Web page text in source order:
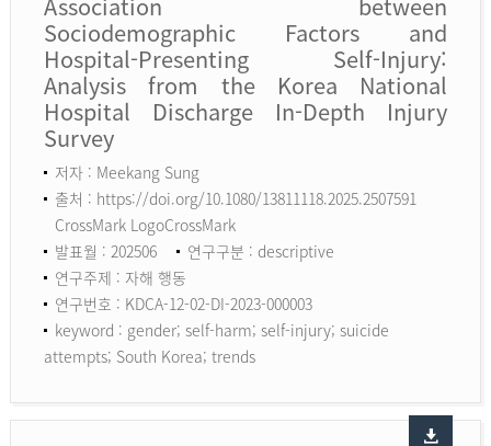
Sociodemographic Factors and
Hospital-Presenting Self-Injury:
Analysis from the Korea National
Hospital Discharge In-Depth Injury
Survey
저자 : Meekang Sung
출처 : https://doi.org/10.1080/13811118.2025.2507591
CrossMark LogoCrossMark
발표월 : 202506
연구구분 : descriptive
연구주제 : 자해 행동
연구번호 : KDCA-12-02-DI-2023-000003
keyword : gender; self-harm; self-injury; suicide
attempts; South Korea; trends